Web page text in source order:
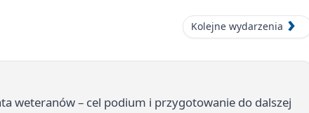
Kolejne wydarzenia
weteranów – cel podium i przygotowanie do dalszej